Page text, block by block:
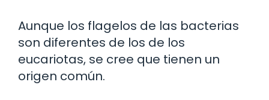
Aunque los flagelos de las bacterias
son diferentes de los de los
eucariotas, se cree que tienen un
origen común.